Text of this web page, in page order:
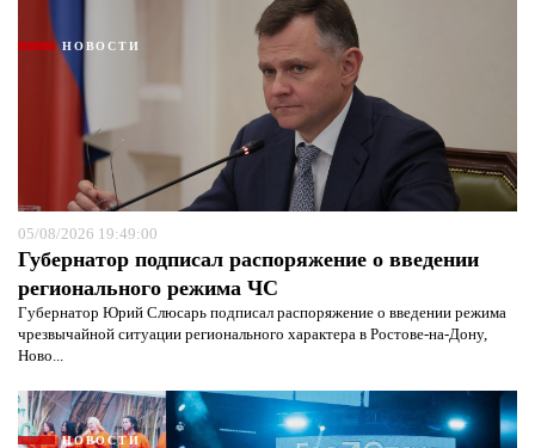
НОВОСТИ
05/08/2026 19:49:00
Губернатор подписал распоряжение о введении
регионального режима ЧС
Губернатор Юрий Слюсарь подписал распоряжение о введении режима
чрезвычайной ситуации регионального характера в Ростове-на-Дону,
Ново...
НОВОСТИ